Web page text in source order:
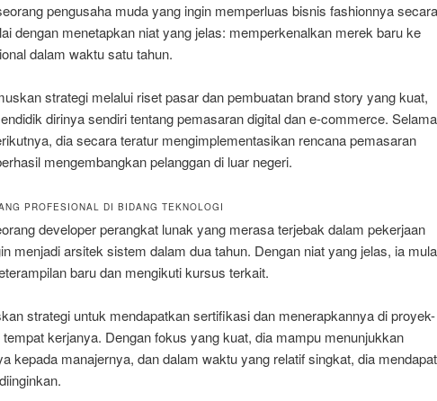
pengusaha muda yang ingin memperluas bisnis fashionnya secara
dengan menetapkan niat yang jelas: memperkenalkan merek baru ke
dalam waktu satu tahun.
strategi melalui riset pasar dan pembuatan brand story yang kuat,
dirinya sendiri tentang pemasaran digital dan e-commerce. Selama
dia secara teratur mengimplementasikan rencana pemasaran
mengembangkan pelanggan di luar negeri.
PROFESIONAL DI BIDANG TEKNOLOGI
developer perangkat lunak yang merasa terjebak dalam pekerjaan
menjadi arsitek sistem dalam dua tahun. Dengan niat yang jelas, ia
baru dan mengikuti kursus terkait.
strategi untuk mendapatkan sertifikasi dan menerapkannya di proyek-
kerjanya. Dengan fokus yang kuat, dia mampu menunjukkan
kepada manajernya, dan dalam waktu yang relatif singkat, dia mendapat